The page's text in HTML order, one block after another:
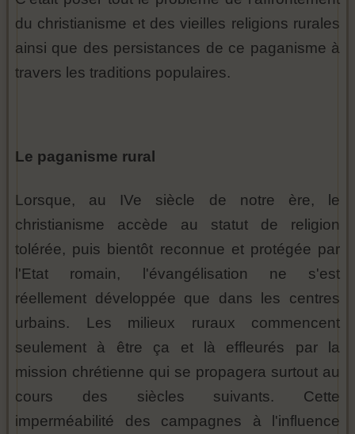
du christianisme et des vieilles religions rurales
ainsi que des persistances de ce paganisme à
travers les traditions populaires.
Le paganisme rural
Lorsque, au IVe siècle de notre ère, le
christianisme accède au statut de religion
tolérée, puis bientôt reconnue et protégée par
l'Etat romain, l'évangélisation ne s'est
réellement développée que dans les centres
urbains. Les milieux ruraux commencent
seulement à être ça et là effleurés par la
mission chrétienne qui se propagera surtout au
cours des siècles suivants. Cette
imperméabilité des campagnes à l'influence